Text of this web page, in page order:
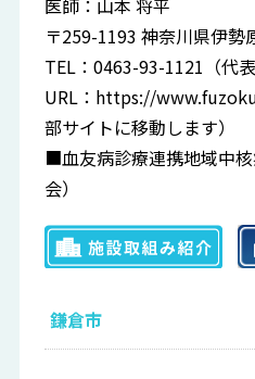
医師：山本 将平
〒259-1193 神奈川県伊勢
TEL：0463-93-1121（代表
URL： https://
部サイトに移動します）
■血友病診療連携地域中
会）
鎌倉市